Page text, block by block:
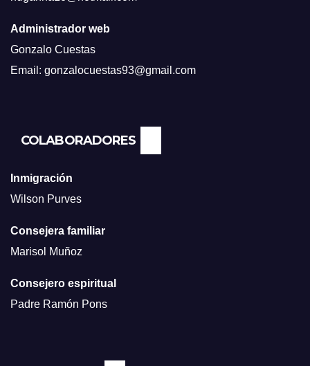
Administrador web
Gonzalo Cuestas
Email: gonzalocuestas93@gmail.com
COLABORADORES
Inmigración
Wilson Purves
Consejera familiar
Marisol Muñoz
Consejero espiritual
Padre Ramón Pons